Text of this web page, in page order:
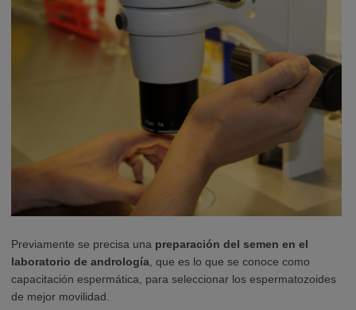
Previamente se precisa una preparación del semen en el
laboratorio de andrología , que es lo que se conoce como
capacitación espermática, para seleccionar los espermatozoides
de mejor movilidad.